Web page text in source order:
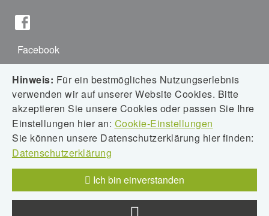
Facebook
Instagram
Downloads
Hinweis: Für ein bestmögliches Nutzungserlebnis
verwenden wir auf unserer Website Cookies. Bitte
akzeptieren Sie unsere Cookies oder passen Sie Ihre
Einstellungen hier an: Cookie-Einstellungen
Sie können unsere Datenschutzerklärung hier finden:
Datenschutzerklärung
Ich bin einverstanden